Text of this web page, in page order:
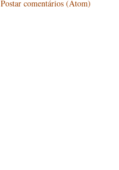
Postar comentários (Atom)